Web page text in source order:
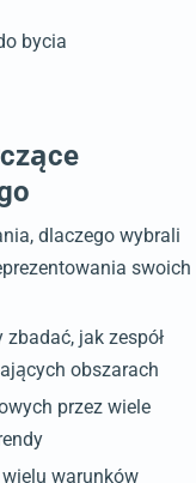
bycia
dlaczego wybrali
swoich
jak zespół
obszarach
przez wiele
wielu warunków